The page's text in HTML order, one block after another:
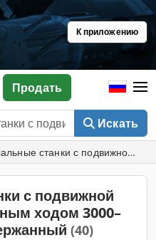
К приложению
Искать
Продать
станки с подвижной
с подвижной
ходом 3000–
(40)